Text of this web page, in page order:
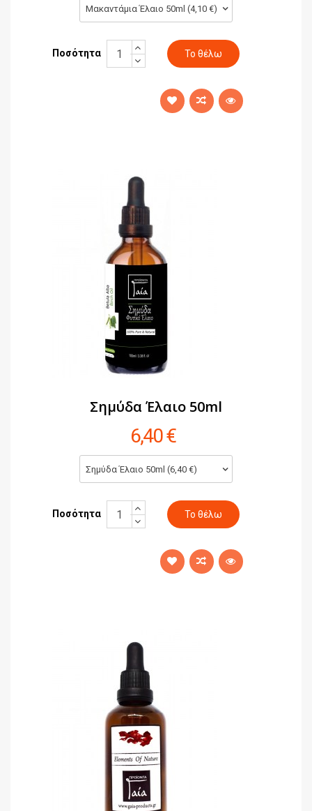
Μακαντάμια Έλαιο 50ml (4,10 €)
Ποσότητα
Σημύδα Έλαιο 50ml
6,40 €
Σημύδα Έλαιο 50ml (6,40 €)
Ποσότητα